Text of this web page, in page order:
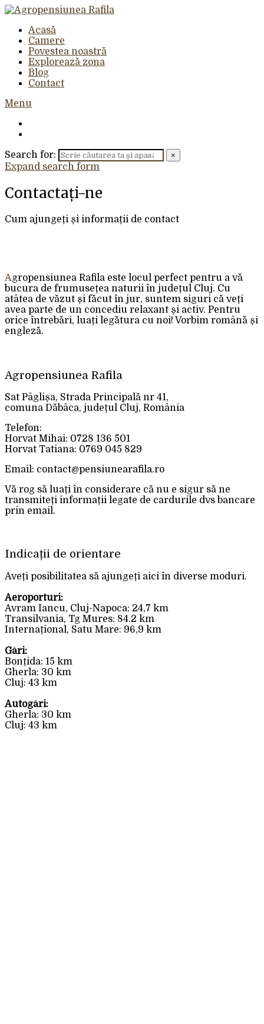
Acasă
Camere
Povestea noastră
Explorează zona
Blog
Contact
Menu
Search for: ×
Expand search form
Contactați-ne
Cum ajungeți și informații de contact
Agropensiunea Rafila este locul perfect pentru a vă
bucura de frumusețea naturii în județul Cluj. Cu
atâtea de văzut și făcut în jur, suntem siguri că veți
avea parte de un concediu relaxant și activ. Pentru
orice întrebări, luați legătura cu noi! Vorbim română și
engleză.
Agropensiunea Rafila
Sat Pâglișa, Strada Principală nr 41,
comuna Dăbâca, județul Cluj, România
Telefon:
Horvat Mihai: 0728 136 501
Horvat Tatiana: 0769 045 829
Email: contact@pensiunearafila.ro
Vă rog să luați în considerare că nu e sigur să ne
transmiteți informații legate de cardurile dvs bancare
prin email.
Indicații de orientare
Aveți posibilitatea să ajungeți aici în diverse moduri.
Aeroporturi:
Avram Iancu, Cluj-Napoca: 24,7 km
Transilvania, Tg Mures: 84.2 km
Internațional, Satu Mare: 96,9 km
Gări:
Bonțida: 15 km
Gherla: 30 km
Cluj: 43 km
Autogări:
Gherla: 30 km
Cluj: 43 km